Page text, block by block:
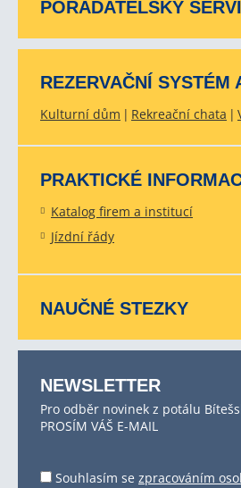
POŘADATELSKÝ
REZERVAČNÍ SYSTÉM
Kulturní dům Rekreační chata
PRAKTICKÉ
Katalog firem a institucí
Jízdní řády
NAUČNÉ STEZKY
NEWSLETTER
Pro odběr novinek z potálu
PROSÍM VÁŠ E-MAIL
Souhlasím se zpracováním